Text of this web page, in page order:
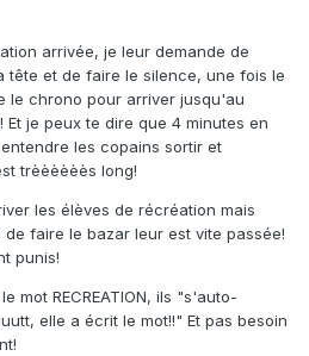
arrivée, je leur demande de
tête et de faire le silence, une fois le
le chrono pour arriver jusqu'au
je peux te dire que 4 minutes en
les copains sortir et
trèèèèèès long!
les élèves de récréation mais
faire le bazar leur est vite passée!
punis!
mot RECREATION, ils "s'auto-
elle a écrit le mot!!" Et pas besoin